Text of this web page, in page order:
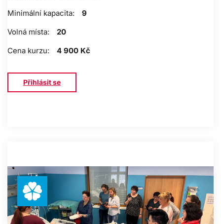
Minimální kapacita:
9
Volná místa:
20
Cena kurzu:
4 900 Kč
Přihlásit se